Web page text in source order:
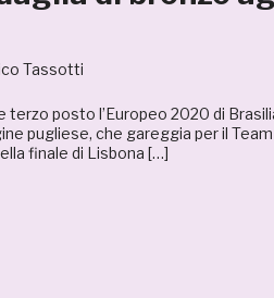
Tassotti
posto l’Europeo 2020 di
pugliese, che gareggia per il
finale di Lisbona […]